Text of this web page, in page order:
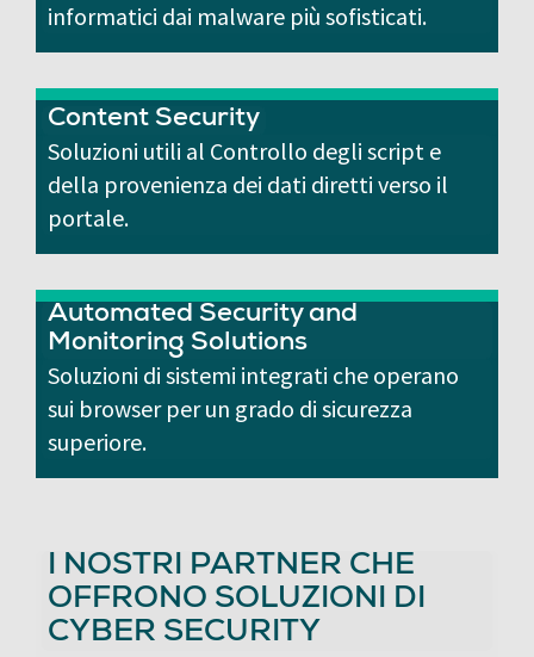
informatici dai malware più sofisticati.
Content Security
Soluzioni utili al Controllo degli script e
della provenienza dei dati diretti verso il
portale.
Automated Security and
Monitoring Solutions
Soluzioni di sistemi integrati che operano
sui browser per un grado di sicurezza
superiore.
I NOSTRI PARTNER CHE
OFFRONO SOLUZIONI DI
CYBER SECURITY